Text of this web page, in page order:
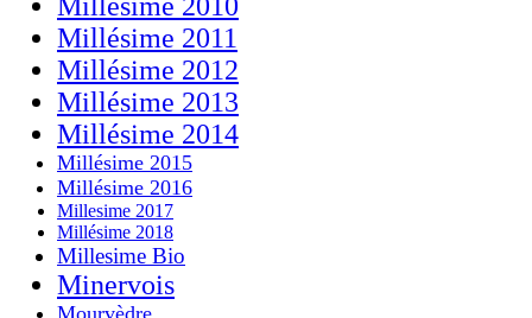
Millésime 2011
Millésime 2012
Millésime 2013
Millésime 2014
Millésime 2015
Millésime 2016
Millesime 2017
Millésime 2018
Millesime Bio
Minervois
Mourvèdre